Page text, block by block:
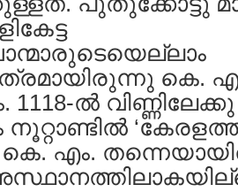
കെ.
ല്‍ വിണ്ണിലേക്കു
എം.